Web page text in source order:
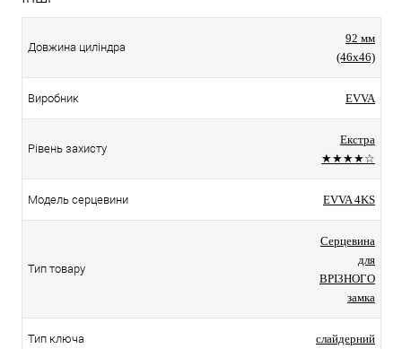
Довжина циліндра
92 мм
(46x46)
Виробник EVVA
Рівень захисту
Екстра
★★★★☆
Модель серцевини EVVA 4KS
Тип товару
Серцевина
для
ВРІЗНОГО
замка
Тип ключа слайдерний